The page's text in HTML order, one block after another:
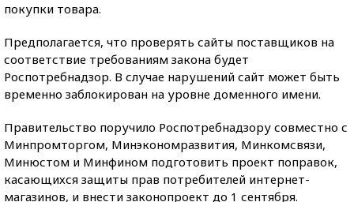
покупки товара.
Предполагается, что проверять сайты поставщиков на
соответствие требованиям закона будет
Роспотребнадзор. В случае нарушений сайт может быть
временно заблокирован на уровне доменного имени.
Правительство поручило Роспотребнадзору совместно с
Минпромторгом, Минэкономразвития, Минкомсвязи,
Минюстом и Минфином подготовить проект поправок,
касающихся защиты прав потребителей интернет-
магазинов, и внести законопроект до 1 сентября.